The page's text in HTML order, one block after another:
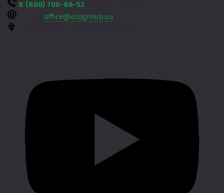
8 (800) 700-86-52
office@ecogroup.su